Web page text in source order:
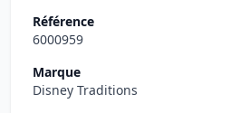
Référence
6000959
Marque
Disney Traditions